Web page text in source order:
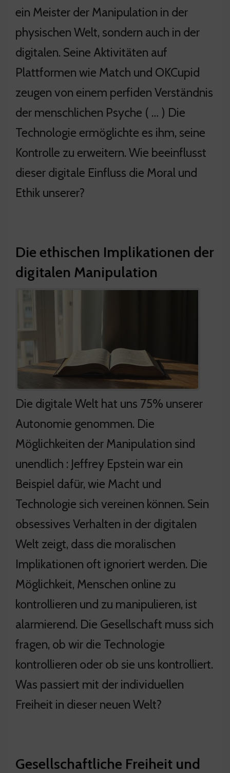
ein Meister der Manipulation in der
physischen Welt, sondern auch in der
digitalen. Seine Aktivitäten auf
Plattformen wie Match und OKCupid
zeugen von einem perfiden Verständnis
der menschlichen Psyche ( … ) Die
Technologie ermöglichte es ihm, seine
Kontrolle zu erweitern. Wie beeinflusst
dieser digitale Einfluss die Moral und
Ethik unserer?
Die ethischen Implikationen der
digitalen Manipulation
Die digitale Welt hat uns 75% unserer
Autonomie genommen. Die
Möglichkeiten der Manipulation sind
unendlich : Jeffrey Epstein war ein
Beispiel dafür, wie Macht und
Technologie sich vereinen können. Sein
obsessives Verhalten in der digitalen
Welt zeigt, dass die moralischen
Implikationen oft ignoriert werden. Die
Möglichkeit, Menschen online zu
kontrollieren und zu manipulieren, ist
alarmierend. Die Gesellschaft muss sich
fragen, ob wir die Technologie
kontrollieren oder ob sie uns kontrolliert.
Was passiert mit der individuellen
Freiheit in dieser neuen Welt?
Gesellschaftliche Freiheit und